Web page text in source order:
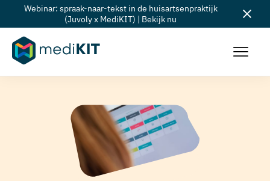
Webinar: spraak-naar-tekst in de huisartsenpraktijk
(Juvoly x MediKIT) | Bekijk nu